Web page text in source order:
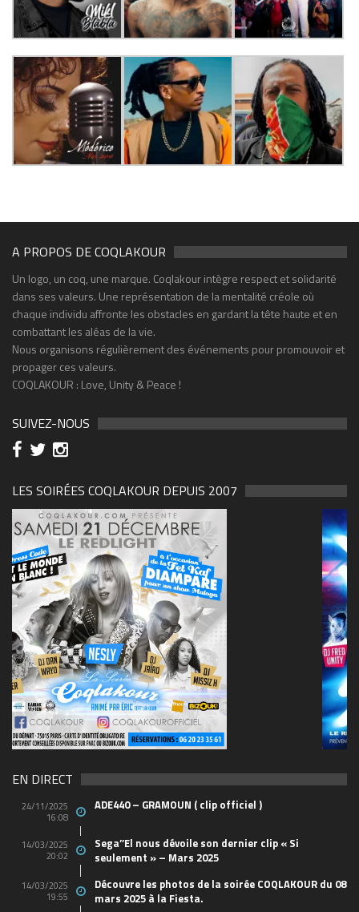
A PROPOS DE COQLAKOUR
Un logo, un coq, une marque. Coqlakour intègre respect et solidarité
dans ses valeurs. Une représentation de la mentalité créole où
chaque individu affronte les obstacles en gardant la tête haute et en
combattant les aléas de la vie.
Nous organisons régulièrement des événements pour promouvoir et
propager ces valeurs.
COQLAKOUR : Love, Unity & Peace !
SUIVEZ-NOUS
LES SOIRÉES COQLAKOUR DEPUIS 2007
(1)
EN DIRECT
24/11/2025
16:08
ADE440 – GRAMOUN ( clip officiel )
14/03/2025
20:02
Sega’’El nous dévoile son dernier clip « Si
seulement » – Mars 2025
14/03/2025
19:55
Découvre les photos de la soirée COQLAKOUR du 08
mars 2025 à la Fiesta.